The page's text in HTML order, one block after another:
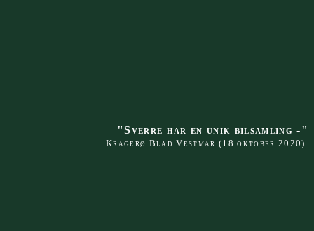
"Sverre har en unik bilsamling
Kragerø Blad Vestmar (18 oktober 2020)